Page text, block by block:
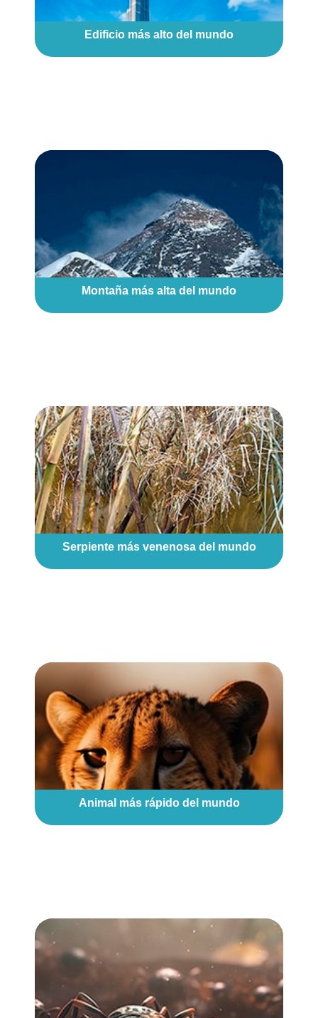
Edificio más alto del mundo
Montaña más alta del mundo
Serpiente más venenosa del mundo
Animal más rápido del mundo